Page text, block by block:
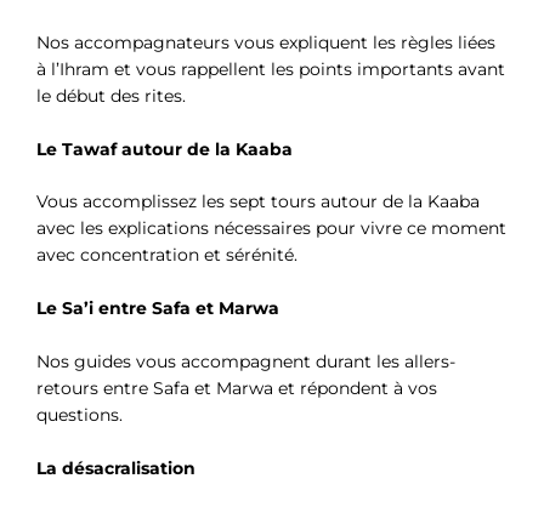
Nos accompagnateurs vous expliquent les règles liées
à l’Ihram et vous rappellent les points importants avant
le début des rites.
Le Tawaf autour de la Kaaba
Vous accomplissez les sept tours autour de la Kaaba
avec les explications nécessaires pour vivre ce moment
avec concentration et sérénité.
Le Sa’i entre Safa et Marwa
Nos guides vous accompagnent durant les allers-
retours entre Safa et Marwa et répondent à vos
questions.
La désacralisation